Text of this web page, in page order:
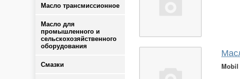
Масло трансмиссионное
Масло для
промышленного и
сельскохозяйственного
оборудования
Смазки Mobil